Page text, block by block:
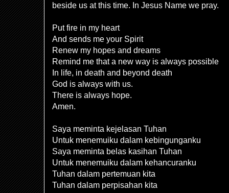
beside us at this time. In Jesus Name we pray.
Put fire in my heart
And sends me your Spirit
Renew my hopes and dreams
Remind me that a new way is always possible
In life, in death and beyond death
God is always with us.
There is always hope.
Amen.
Saya meminta kejelasan Tuhan
Untuk menemuiku dalam kebingunganku
Saya meminta belas kasihan Tuhan
Untuk menemuiku dalam kehancuranku
Tuhan dalam pertemuan kita
Tuhan dalam perpisahan kita